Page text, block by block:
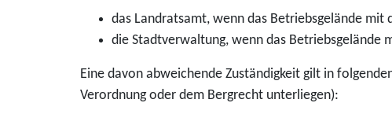
das Landratsamt, wenn das Betriebsgelände mit
die Stadtverwaltung, wenn das Betriebsgelände
Eine davon abweichende Zuständigkeit gilt in
Verordnung oder dem Bergrecht unterliegen):